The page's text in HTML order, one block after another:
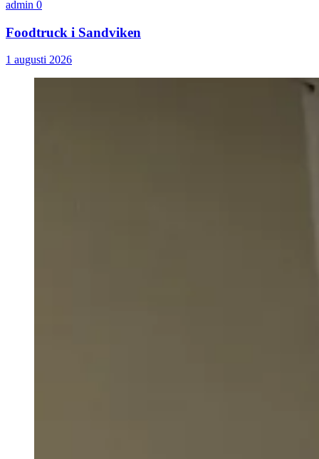
admin 0
Foodtruck i Sandviken
1 augusti 2026